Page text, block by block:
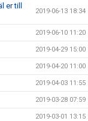
er till
2019-06-13 18:34
2019-06-10 11:20
2019-04-29 15:00
2019-04-20 11:00
2019-04-03 11:55
2019-03-28 07:59
2019-03-01 13:15